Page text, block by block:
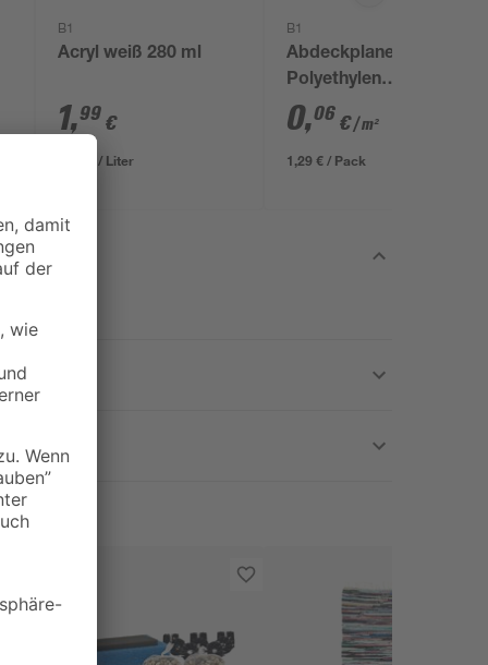
B1
Acryl weiß 280 ml
1,99 €
7,11 € / Liter
B1
Abdeckplane
Polyethylen
transparent 4 x 5 m
0,06 €/ m²
1,29 € / Pack